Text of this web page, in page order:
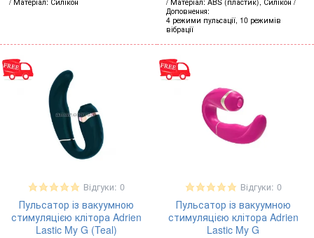
Доповнення
4 режими пульсації, 10 режимів
вібрації
Відгуки: 0
Пульсатор із вакуумною
стимуляцією клітора Adrien
Lastic My G (Teal)
Відгуки: 0
Пульсатор із вакуумною
стимуляцією клітора Adrien
Lastic My G